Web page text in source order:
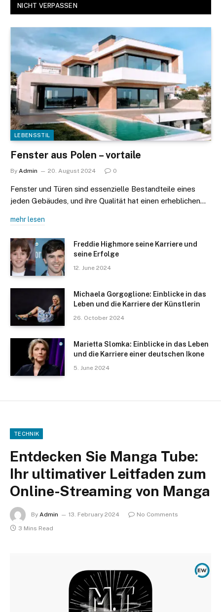
NICHT VERPASSEN
LEBENSSTIL
Fenster aus Polen – vortaile
By Admin 20. August 2024 0
Fenster und Türen sind essenzielle Bestandteile eines
jeden Gebäudes, und ihre Qualität hat einen erheblichen…
mehr lesen
Freddie Highmore seine Karriere und
seine Erfolge
12. June 2024
Michaela Gorgoglione: Einblicke in das
Leben und die Karriere der Künstlerin
26. October 2024
Marietta Slomka: Einblicke in das Leben
und die Karriere einer deutschen Ikone
5. June 2024
TECHNIK
Entdecken Sie Manga Tube:
Ihr ultimativer Leitfaden zum
Online-Streaming von Manga
By Admin 13. February 2024
No Comments
3 Mins Read